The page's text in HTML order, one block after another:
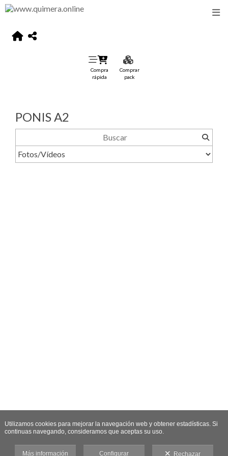
Compra
rápida
Comprar
pack
PONIS A2
Utilizamos cookies para mejorar la navegación web y obtener estadísticas. Si
continuas navegando, consideramos que aceptas su uso.
Más información Configurar Rechazar